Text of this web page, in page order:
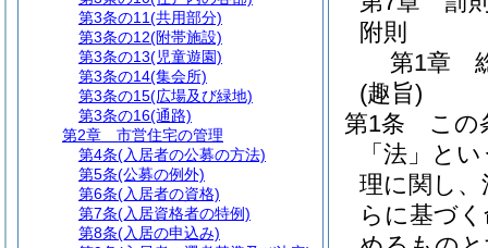
附則
第1章
(趣旨)
第1条
この
「法」と
理に関し、
らに基づ
第3条の11(共用部分)
第3条の12(附帯施設)
第3条の13(児童遊園)
第3条の14(集会所)
第3条の15(広場及び緑地)
第3条の16(通路)
第2章
市営住宅の管理
第4条(入居者の公募の方法)
第5条(公募の例外)
第6条(入居者の資格)
第7条(入居資格者の特例)
第8条(入居の申込み)